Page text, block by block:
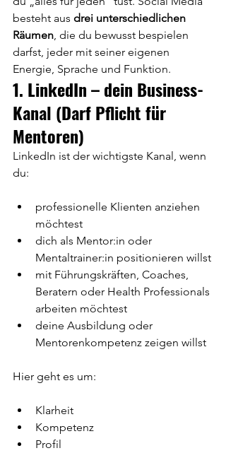
besteht aus drei unterschiedlichen
Räumen , die du bewusst bespielen
darfst, jeder mit seiner eigenen
Energie, Sprache und Funktion.
1. LinkedIn – dein Business-
Kanal (Darf Pflicht für
Mentoren)
LinkedIn ist der wichtigste Kanal, wenn
du:
professionelle Klienten anziehen
möchtest
dich als Mentor:in oder
Mentaltrainer:in positionieren willst
mit Führungskräften, Coaches,
Beratern oder Health Professionals
arbeiten möchtest
deine Ausbildung oder
Mentorenkompetenz zeigen willst
Hier geht es um:
Klarheit
Kompetenz
Profil